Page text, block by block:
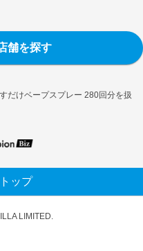
だけベープスプレー 280回分を扱う
舗を探す
ップ
LIMITED.